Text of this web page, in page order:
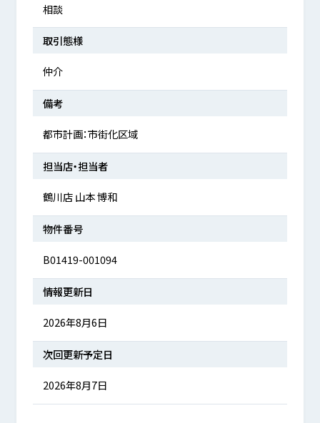
相談
取引態様
仲介
備考
都市計画：市街化区域
担当店・担当者
鶴川店 山本 博和
物件番号
B01419-001094
情報更新日
2026年8月6日
次回更新予定日
2026年8月7日